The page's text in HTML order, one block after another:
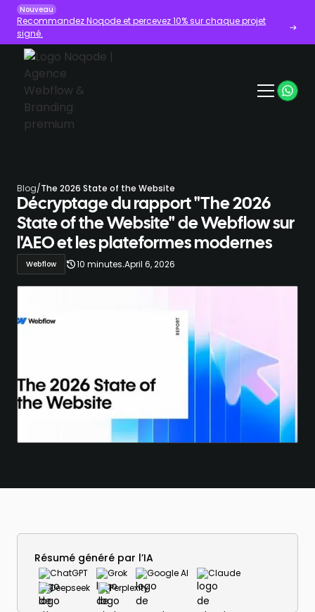
Nouveau
Recommandez Noqode et percevez 10% sur chaque projet
signé.
Blog/The 2026 State of the Website
Décryptage du rapport "The 2026
State of the Website" de Webflow sur
l'AEO et les plateformes modernes
Webflow 10 minutes.April 6, 2026
Résumé généré par l’IA
ChatGPT Grok Google AI
Claude
Deepseek
Perplexity